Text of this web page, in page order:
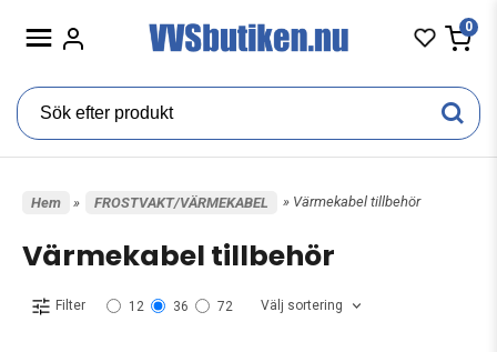
0
Hem » FROSTVAKT/VÄRMEKABEL » Värmekabel tillbehör
Värmekabel tillbehör
Filter 12 36 72 Välj sortering